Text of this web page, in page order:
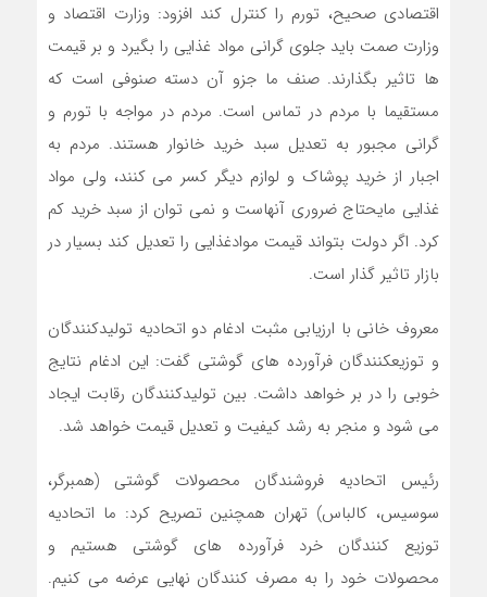
اقتصادی صحیح، تورم را کنترل کند افزود: وزارت اقتصاد و
وزارت صمت باید جلوی گرانی مواد غذایی را بگیرد و بر قیمت
ها تاثیر بگذارند. صنف ما جزو آن دسته صنوفی است که
مستقیما با مردم در تماس است. مردم در مواجه با تورم و
گرانی مجبور به تعدیل سبد خرید خانوار هستند. مردم به
اجبار از خرید پوشاک و لوازم دیگر کسر می کنند، ولی مواد
غذایی مایحتاج ضروری آنهاست و نمی توان از سبد خرید کم
کرد. اگر دولت بتواند قیمت موادغذایی را تعدیل کند بسیار در
بازار تاثیر گذار است.
معروف‎ خانی با ارزیابی مثبت ادغام دو اتحادیه تولیدکنندگان
و توزیع‎کنندگان فرآورده های گوشتی گفت: این ادغام نتایج
خوبی را در بر خواهد داشت. بین تولیدکنندگان رقابت ایجاد
می شود و منجر به رشد کیفیت و تعدیل قیمت خواهد شد.
رئیس اتحادیه فروشندگان محصولات گوشتی (همبرگر،
سوسیس، کالباس) تهران همچنین تصریح کرد: ما اتحادیه
توزیع‎ کنندگان خرد فرآورده های گوشتی هستیم و
محصولات خود را به مصرف کنندگان نهایی عرضه می کنیم.